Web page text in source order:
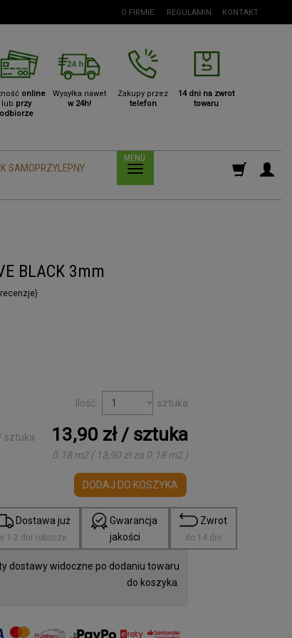
O FIRMIE REGULAMIN KONTAKT
online
lub przy
odbiorze
Wysyłka nawet
w 24h!
Zakupy przez
telefon
14 dni na zwrot
towaru
SAMOPRZYLEPNY
BLACK 3mm
)
Ilość: sztuka
sztuka 13,90 zł/ sztuka
0.18 m2( 13,90 złza 0.18 m2)
DODAJ DO KOSZYKA
Dostawa już
1-2 dni robocze
Gwarancja
jakości
Zwrot
do 14 dni
dostawy widoczne po dodaniu towaru
do koszyka.